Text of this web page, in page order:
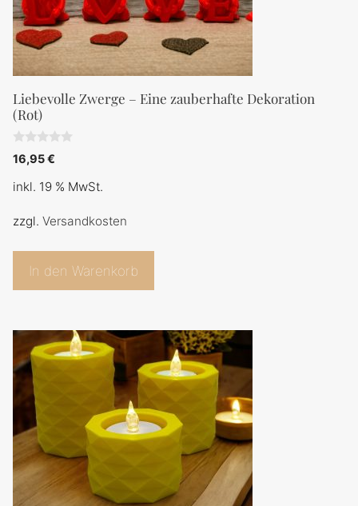
Liebevolle Zwerge – Eine zauberhafte Dekoration
(Rot)
0
v
n
16,95€
inkl. 19 % MwSt.
zzgl. Versandkosten
In den Warenkorb